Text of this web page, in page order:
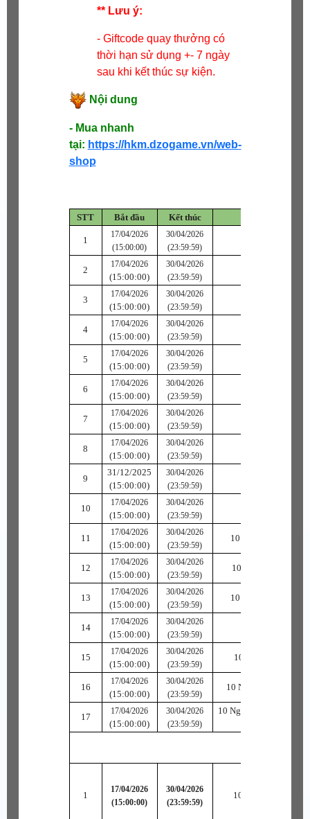
** Lưu ý:
- Giftcode quay thưởng có
thời hạn sử dụng +- 7 ngày
sau khi kết thúc sự kiện.
Nội dung
- Mua nhanh
tại: https://hkm.dzogame.vn/web-
shop
STT Bắt đầu Kết thúc
1
17/04/2026
(15:00:00)
30/04/2026
(23:59:59)
2
17/04/2026
(15:00:00)
30/04/2026
(23:59:59)
3
17/04/2026
(15:00:00)
30/04/2026
(23:59:59)
4
17/04/2026
(15:00:00)
30/04/2026
(23:59:59)
5
17/04/2026
(15:00:00)
30/04/2026
(23:59:59)
6
17/04/2026
(15:00:00)
30/04/2026
(23:59:59)
7
17/04/2026
(15:00:00)
30/04/2026
(23:59:59)
8
17/04/2026
(15:00:00)
30/04/2026
(23:59:59)
9
31/12/2025
(15:00:00)
30/04/2026
(23:59:59)
10
17/04/2026
(15:00:00)
30/04/2026
(23:59:59)
11
17/04/2026
(15:00:00)
30/04/2026
(23:59:59)
10 Thượng Thủy
12
17/04/2026
(15:00:00)
30/04/2026
(23:59:59)
10 Thượng Thủy Hộ
13
17/04/2026
(15:00:00)
30/04/2026
(23:59:59)
10 Thượng Thủy
14
17/04/2026
(15:00:00)
30/04/2026
(23:59:59)
15
17/04/2026
(15:00:00)
30/04/2026
(23:59:59)
10 Thủy Tinh Phục
16
17/04/2026
(15:00:00)
30/04/2026
(23:59:59)
10 Ngoại Trang Vũ
17
17/04/2026
(15:00:00)
30/04/2026
(23:59:59)
10 Ngoại Trang Thủy
1
17/04/2026
(15:00:00)
30/04/2026
(23:59:59)
10 Bảo Hạp Ngọc